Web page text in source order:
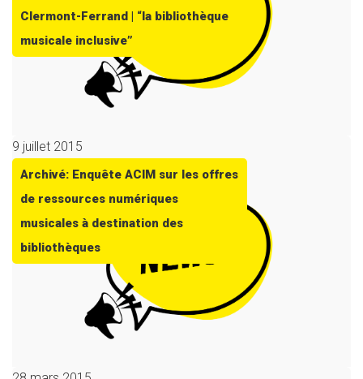
Clermont-Ferrand | “la bibliothèque
musicale inclusive”
9 juillet 2015
Archivé: Enquête ACIM sur les offres
de ressources numériques
musicales à destination des
bibliothèques